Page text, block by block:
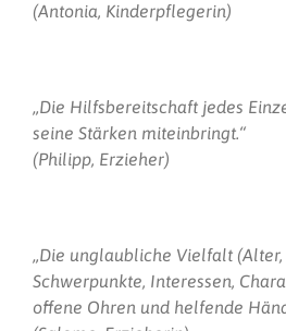
(Antonia, Kinderpflegerin)
„Die Hilfsbereitschaft jedes
seine Stärken miteinbringt.“
(Philipp, Erzieher)
„Die unglaubliche Vielfalt (Alter,
Schwerpunkte, Interessen,
offene Ohren und helfende